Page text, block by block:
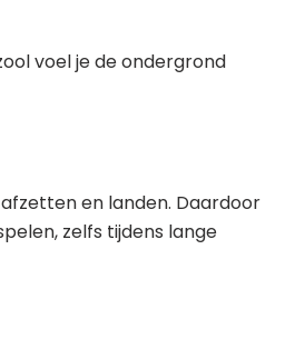
voel je de ondergrond
en landen. Daardoor
zelfs tijdens lange